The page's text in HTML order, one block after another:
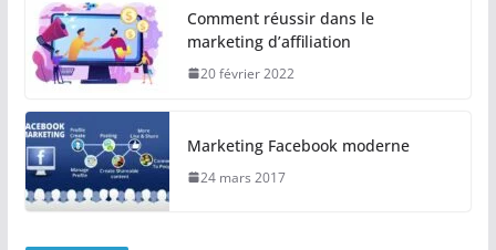
Comment réussir dans le
marketing d’affiliation
20 février 2022
Marketing Facebook moderne
24 mars 2017